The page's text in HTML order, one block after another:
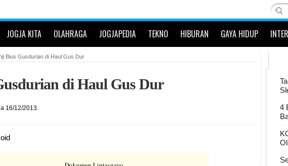
JOGJA KITA OLAHRAGA JOGJAPEDIA TEKNO HIBURAN GAYA HIDUP
Bius Gusdurian di Haul Gus Dur
di Haul Gus Dur
16/12/2013.
4